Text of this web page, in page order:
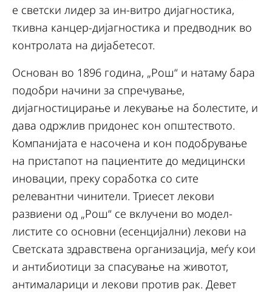
е светски лидер за ин-витро дијагностика,
ткивна канцер-дијагностика и предводник во
контролата на дијабетесот.
Основан во 1896 година, „Рош“ и натаму бара
подобри начини за спречување,
дијагностицирање и лекување на болестите, и
дава одржлив придонес кон општеството.
Компанијата е насочена и кон подобрување
на пристапот на пациентите до медицински
иновации, преку соработка со сите
релевантни чинители. Триесет лекови
развиени од „Рош“ се вклучени во модел-
листите со основни (есенцијални) лекови на
Светската здравствена организација, меѓу кои
и антибиотици за спасување на животот,
антималарици и лекови против рак. Девет